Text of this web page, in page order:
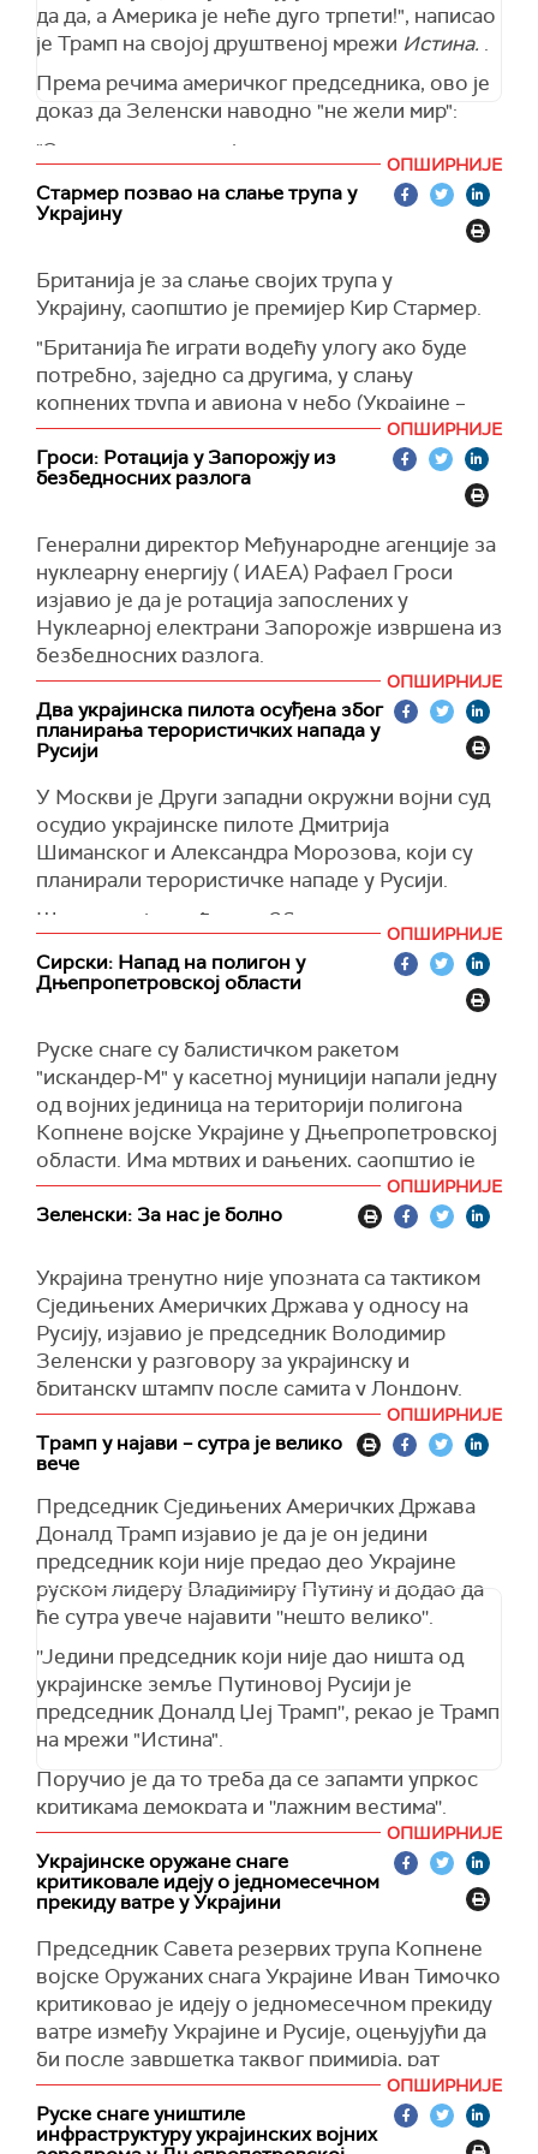
буџета за финансирање рата у Украјини,
преносиТАСР.
(Танјуг)
да да, а Америка је неће дуго трпети!", написао
је Трамп на својој друштвеној мрежи Истина. .
Према речима америчког председника, ово је
доказ да Зеленски наводно "не жели мир":
"Ово сам рекао: овај момак не жели мир све
док га Америка подржава, а Европа је јасно
ставила до знања Зеленском да то не може
без Сједињених Држава. Можда то није
против Русије. О чему они размишљају?",
запитао је Трамп.
(Truthsocial)
ОПШИРНИЈЕ
Стармер позвао на слање трупа у
Украјину
Британија је за слање својих трупа у
Украјину, саопштио је премијер Кир Стармер.
"Британија ће играти водећу улогу ако буде
потребно, заједно са другима, у слању
копнених трупа и авиона у небо (Украјине –
прим. аут.)“, рекао је премијер у парламенту.
Стармер је нагласио да је за успешно
извођење таквих мисија потребна снажна
Додао је и да би у новим условима европске
државе требало активније да развијају своје
војне способности и координацију, као и да
повећавају издатке за одбрану.
Поред тога, рекао је да ће Европа наставити
да испоручује оружје Украјини након што се
постигне мир.
ОПШИРНИЈЕ
Гроси: Ротација у Запорожју из
безбедносних разлога
Генерални директор Међународне агенције за
нуклеарну енергију ( ИАЕА) Рафаел Гроси
изјавио је да је ротација запослених у
Нуклеарној електрани Запорожје извршена из
безбедносних разлога.
"Једина ствар која нас је натерала да
направимо овај изузетак и да се ротирамо на
овај начин је то што сам ја одговоран за
њихове животе и не могу да их доведем у
опасност", рекао је Гроси на конференцији за
новинаре.
(Танјуг)
ОПШИРНИЈЕ
Два украјинска пилота осуђена због
планирања терористичких напада у
Русији
У Москви је Други западни окружни војни суд
осудио украјинске пилоте Дмитрија
Шиманског и Александра Морозова, који су
планирали терористичке нападе у Русији.
Шимански је осуђен на 26 година затвора у
строгом режиму, а Морозов на 22 године.
Поред тога, осуђени су кажњени новчано:
Схимански - 1,65 милиона рубаља, а Морозов -
600 хиљада рубаља.
(Известија)
ОПШИРНИЈЕ
Сирски: Напад на полигон у
Дњепропетровској области
Руске снаге су балистичком ракетом
"искандер-М" у касетној муницији напали једну
од војних јединица на територији полигона
Копнене војске Украјине у Дњепропетровској
области. Има мртвих и рањених, саопштио је
наТелеграмуглавнокомандујући Оружаних
снага Олександр Сирски.
начелником Главне управе Војне службе за
спровођење закона Оружаних снага Украјине.
"Током истраге, начелник центра за обуку
јединица и командант војне јединице
суспендовани су са службених дужности",
нагласио је Сирски.
(Унијан)
ОПШИРНИЈЕ
Зеленски: За нас је болно
Украјина тренутно није упозната са тактиком
Сједињених Америчких Држава у односу на
Русију, изјавио је председник Володимир
Зеленски у разговору за украјинску и
британску штампу после самита у Лондону.
"Што се тиче америчких дипломатских корака
по резолуцијама (у Савету безбедности УН) и
сам сматрао да је наш сусрет са САД
неопходан да бисмо се разумели и да не бисмо
имали изненађења, јер је то болно за нас",
рекао је он.
Према његовим речима, ако ублажимо
притисак на Русију, променимо реторику у
вези са њеном агресијом, ублажимо
документе о руској инвазији, онда ће "све то
довести до флексибилности руског лидера".
(Унијан)
ОПШИРНИЈЕ
Трамп у најави – сутра је велико
вече
Председник Сједињених Америчких Држава
Доналд Трамп изјавио је да је он једини
председник који није предао део Украјине
руском лидеру Владимиру Путину и додао да
ће сутра увече најавити ''нешто велико''.
''Једини председник који није дао ништа од
украјинске земље Путиновој Русији је
председник Доналд Џеј Трамп'', рекао је Трамп
на мрежи "Истина".
Поручио је да то треба да се запамти упркос
критикама демократа и ''лажним вестима''.
''Сутра вече ће бити велико. Рећи ћу како
јесте'', додао је Трамп.
До ове најаве дошло је након напетог
састанка Трампа и украјинског председника
Володимира Зеленског у Овалном кабинету у
петак.
(Танјуг)
ОПШИРНИЈЕ
Украјинске оружане снаге
критиковале идеју о једномесечном
прекиду ватре у Украјини
Председник Савета резервих трупа Копнене
војске Оружаних снага Украјине Иван Тимочко
критиковао је идеју о једномесечном прекиду
ватре између Украјине и Русије, оцењујући да
би после завршетка таквог примирја, рат
могао да постане још гори.
"Привремени прекиди ватре које Запад нуди
ОПШИРНИЈЕ
Руске снаге уништиле
инфраструктуру украјинских војних